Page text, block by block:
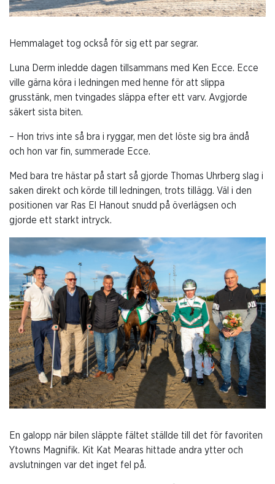
Hemmalaget tog också för sig ett par segrar.
Luna Derm inledde dagen tillsammans med Ken Ecce. Ecce
ville gärna köra i ledningen med henne för att slippa
grusstänk, men tvingades släppa efter ett varv. Avgjorde
säkert sista biten.
– Hon trivs inte så bra i ryggar, men det löste sig bra ändå
och hon var fin, summerade Ecce.
Med bara tre hästar på start så gjorde Thomas Uhrberg slag i
saken direkt och körde till ledningen, trots tillägg. Väl i den
positionen var Ras El Hanout snudd på överlägsen och
gjorde ett starkt intryck.
En galopp när bilen släppte fältet ställde till det för favoriten
Ytowns Magnifik. Kit Kat Mearas hittade andra ytter och
avslutningen var det inget fel på.